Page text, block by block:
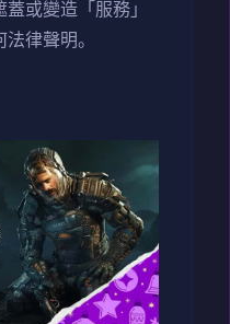
或變造「服務」
律聲明。